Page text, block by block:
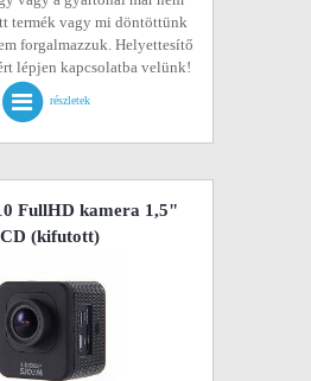
termék vagy mi döntöttünk
forgalmazzuk. Helyettesítő
lépjen kapcsolatba velünk!
részletek
FullHD kamera 1,5"
(kifutott)